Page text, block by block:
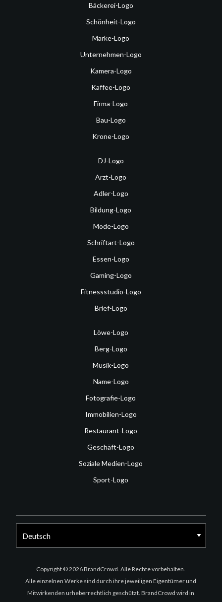
Bäckerei-Logo
Schönheit-Logo
Marke-Logo
Unternehmen-Logo
Kamera-Logo
Kaffee-Logo
Firma-Logo
Bau-Logo
Krone-Logo
DJ-Logo
Arzt-Logo
Adler-Logo
Bildung-Logo
Mode-Logo
Schriftart-Logo
Essen-Logo
Gaming-Logo
Fitnessstudio-Logo
Brief-Logo
Löwe-Logo
Berg-Logo
Musik-Logo
Name-Logo
Fotografie-Logo
Immobilien-Logo
Restaurant-Logo
Geschäft-Logo
Soziale Medien-Logo
Sport-Logo
Copyright © 2026 BrandCrowd. Alle Rechte vorbehalten.
Alle einzelnen Werke sind durch ihre jeweiligen Eigentümer und
Mitwirkenden urheberrechtlich geschützt. BrandCrowd wird in